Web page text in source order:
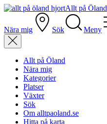
Allt på Öland
Nära mig Sök Meny
Allt på Öland
Nära mig
Kategorier
Platser
Växter
Sök
Om alltpaoland.se
Hitta på karta